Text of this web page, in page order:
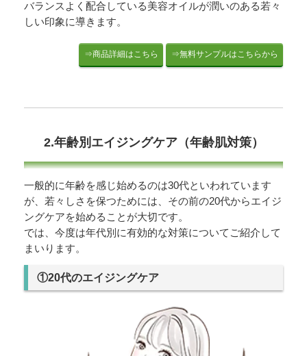
バランスよく配合している美容オイルが潤いのある若々
しい印象に導きます。
⇒商品詳細はこちら ⇒無料サンプルはこちらから
2.年齢別エイジングケア（年齢肌対策）
一般的に年齢を感じ始めるのは30代といわれています
が、若々しさを保つためには、その前の20代からエイジ
ングケアを始めることが大切です。
では、今度は年代別に有効的な対策についてご紹介して
まいります。
①20代のエイジングケア